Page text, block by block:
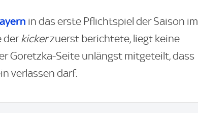
in das erste Pflichtspiel der Saison im
derkickerzuerst berichtete, liegt keine
Goretzka-Seite unlängst mitgeteilt, dass
verlassen darf.